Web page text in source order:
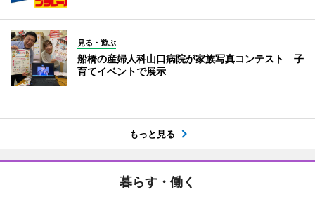
見る・遊ぶ
船橋の産婦人科山口病院が家族写真コンテスト 子
育てイベントで展示
もっと見る
暮らす・働く